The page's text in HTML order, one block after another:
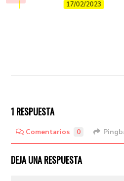
17/02/2023
2022
1 RESPUESTA
Comentarios 0
DEJA UNA RESPUESTA